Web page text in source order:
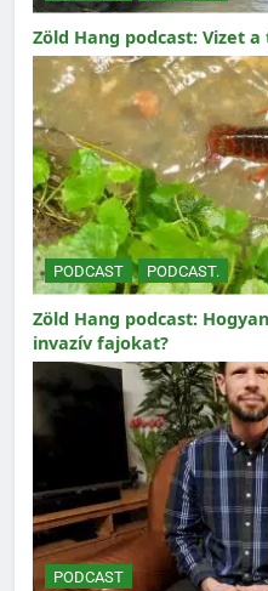
Zöld Hang podcast: Vizet
PODCAST PODCAST.
Zöld Hang podcast:
invazív fajokat?
PODCAST